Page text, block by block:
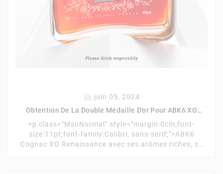
juin 05, 2024
Obtention De La Double Médaille D'or Pour ABK6 XO
San Francisco 2024.
<p class="MsoNormal" style="margin:0cm;font-
size:11pt;font-family:Calibri, sans-serif;">ABK6
Cognac XO Renaissance avec ses arômes riches, sa